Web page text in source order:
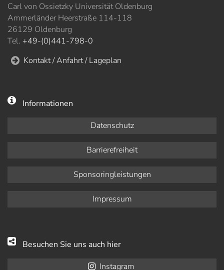
Carl von Ossietzky Universität Oldenburg
Ammerländer Heerstraße 114-118
26129 Oldenburg
Tel. +49-(0)441-798-0
Kontakt / Anfahrt / Lageplan
Informationen
Datenschutz
Barrierefreiheit
Sponsoringleistungen
Impressum
Besuchen Sie uns auch hier
Instagram